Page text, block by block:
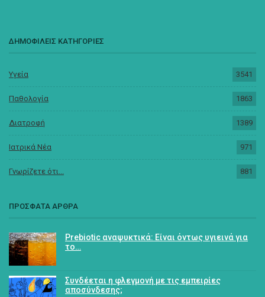
ΔΗΜΟΦΙΛΕΙΣ ΚΑΤΗΓΟΡΙΕΣ
Υγεία 3541
Παθολογία 1863
Διατροφή 1389
Ιατρικά Νέα 971
Γνωρίζετε ότι... 881
ΠΡΟΣΦΑΤΑ ΑΡΘΡΑ
Prebiotic αναψυκτικά: Είναι όντως υγιεινά για
το…
Συνδέεται η φλεγμονή με τις εμπειρίες
αποσύνδεσης;